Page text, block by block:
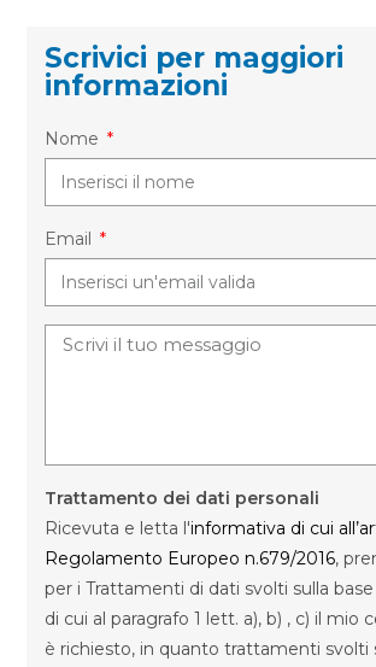
Scrivici per maggiori
informazioni
Nome
Email
Trattamento dei dati personali
Ricevuta e letta l'informativa di cui
Regolamento Europeo n.679/2016,
per i Trattamenti di dati svolti sulla
di cui al paragrafo 1 lett. a), b) , c) il mio
è richiesto, in quanto trattamenti svolti